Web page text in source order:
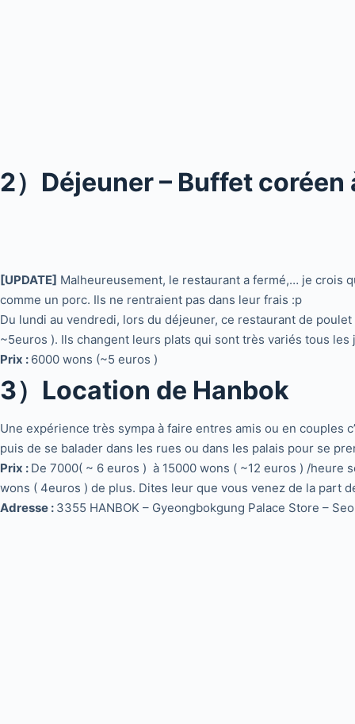
2）Déjeuner – Buffet coréen
[UPDATE] Malheureusement, le restaurant a fermé,… je crois
comme un porc. Ils ne rentraient pas dans leur frais :p
Du lundi au vendredi, lors du déjeuner, ce restaurant de
~5euros ). Ils changent leurs plats qui sont très variés tous
Prix : 6000 wons (~5 euros )
3）Location de Hanbok
Une expérience très sympa à faire entres amis ou en couples
puis de se balader dans les rues ou dans les palais pour se
Prix : De 7000( ~ 6 euros ) à 15000 wons ( ~12 euros ) /heure
wons ( 4euros ) de plus. Dites leur que vous venez de la part
Adresse : 3355 HANBOK – Gyeongbokgung Palace Store –